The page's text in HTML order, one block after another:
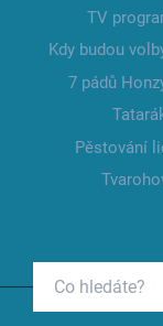
TV
Kdy budou
7 pádů
Pěstování